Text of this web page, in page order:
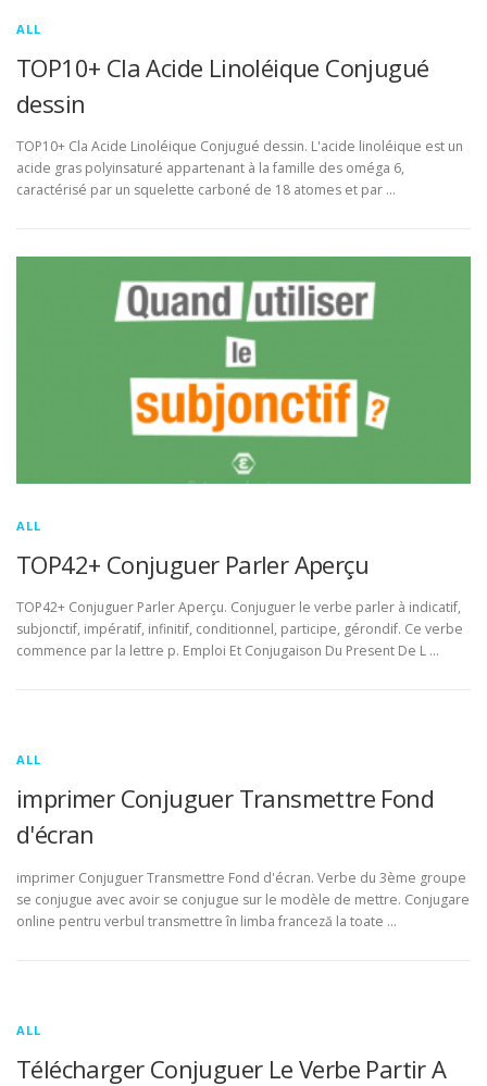
ALL
TOP10+ Cla Acide Linoléique Conjugué
dessin
TOP10+ Cla Acide Linoléique Conjugué dessin. L'acide linoléique est un
acide gras polyinsaturé appartenant à la famille des oméga 6,
caractérisé par un squelette carboné de 18 atomes et par …
ALL
TOP42+ Conjuguer Parler Aperçu
TOP42+ Conjuguer Parler Aperçu. Conjuguer le verbe parler à indicatif,
subjonctif, impératif, infinitif, conditionnel, participe, gérondif. Ce verbe
commence par la lettre p. Emploi Et Conjugaison Du Present De L …
ALL
imprimer Conjuguer Transmettre Fond
d'écran
imprimer Conjuguer Transmettre Fond d'écran. Verbe du 3ème groupe
se conjugue avec avoir se conjugue sur le modèle de mettre. Conjugare
online pentru verbul transmettre în limba franceză la toate …
ALL
Télécharger Conjuguer Le Verbe Partir A